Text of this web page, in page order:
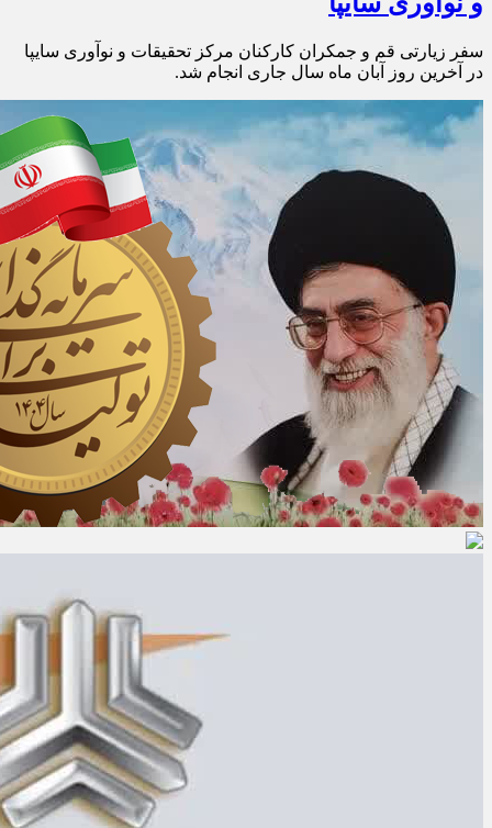
سفر زیارتی قم و جمکران کارکنان مرکز تحقیقات و نوآوری سایپا
در آخرین روز آبان ماه سال جاری انجام شد.